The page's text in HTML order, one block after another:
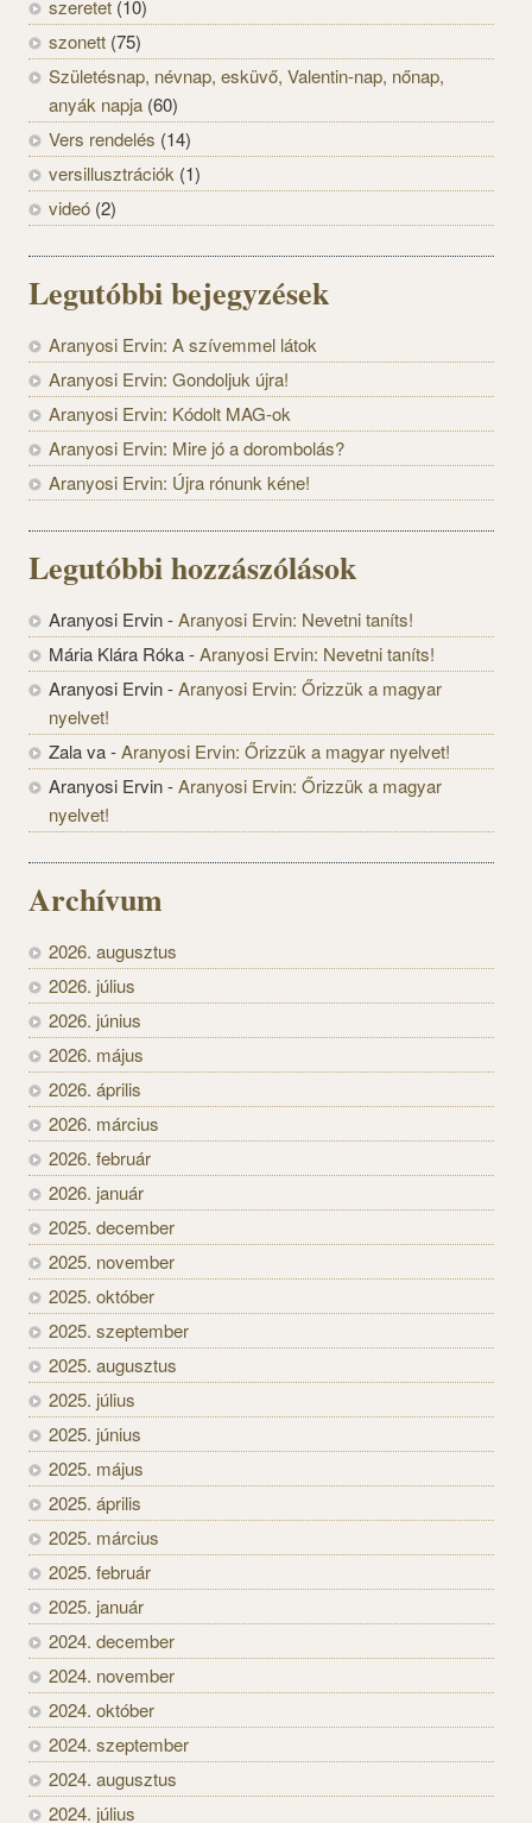
szeretet (10)
szonett (75)
Születésnap, névnap, esküvő, Valentin-nap, nőnap,
anyák napja (60)
Vers rendelés (14)
versillusztrációk (1)
videó (2)
Legutóbbi bejegyzések
Aranyosi Ervin: A szívemmel látok
Aranyosi Ervin: Gondoljuk újra!
Aranyosi Ervin: Kódolt MAG-ok
Aranyosi Ervin: Mire jó a dorombolás?
Aranyosi Ervin: Újra rónunk kéne!
Legutóbbi hozzászólások
Aranyosi Ervin-Aranyosi Ervin: Nevetni taníts!
Mária Klára Róka-Aranyosi Ervin: Nevetni taníts!
Aranyosi Ervin-Aranyosi Ervin: Őrizzük a magyar
nyelvet!
Zala va-Aranyosi Ervin: Őrizzük a magyar nyelvet!
Aranyosi Ervin-Aranyosi Ervin: Őrizzük a magyar
nyelvet!
Archívum
2026. augusztus
2026. július
2026. június
2026. május
2026. április
2026. március
2026. február
2026. január
2025. december
2025. november
2025. október
2025. szeptember
2025. augusztus
2025. július
2025. június
2025. május
2025. április
2025. március
2025. február
2025. január
2024. december
2024. november
2024. október
2024. szeptember
2024. augusztus
2024. július